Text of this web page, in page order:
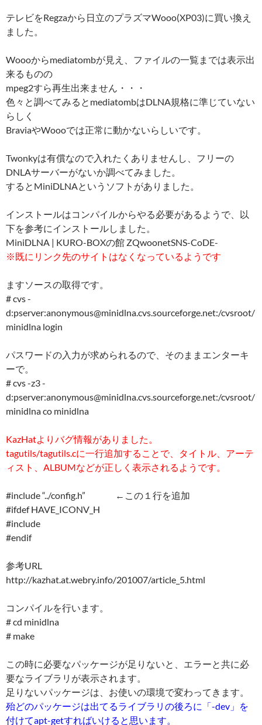
テレビをRegzaから日立のプラズマWooo(XP03)に買い換え
ました。
Woooからmediatombが見え、ファイルの一覧までは表示出
来るものの
mpeg2すら再生出来ません・・・
色々と調べてみるとmediatombはDLNA規格に準じていない
らしく
BraviaやWoooでは正常に動かないらしいです。
Twonkyは有償なので入れたくありませんし、フリーの
DNLAサーバーがないか調べてみました。
するとMiniDLNAというソフトがありました。
インストールはコンパイルからやる必要があるようで、以
下を参考にインストールしました。
MiniDLNA | KURO-BOXの館 ZQwoonetSNS-CoDE-
※既にリンク先のサイトはなくなっているようです
ますソースの取得です。
# cvs -
d:pserver:anonymous@minidlna.cvs.sourceforge.net:/cvsroot/
minidlna login
パスワードの入力が求められるので、そのままエンターキ
ーで。
# cvs -z3 -
d:pserver:anonymous@minidlna.cvs.sourceforge.net:/cvsroot/
minidlna co minidlna
KazHatよりバグ情報がありました。
tagutils/tagutils.cに一行追加することで、タイトル、アーテ
ィスト、ALBUMなどが正しく表示されるようです。
#include “../config.h” ←この１行を追加
#ifdef HAVE_ICONV_H
#include
#endif
参考URL
http://kazhat.at.webry.info/201007/article_5.html
コンパイルを行います。
# cd minidlna
# make
この時に必要なパッケージが足りないと、エラーと共に必
要なライブラリが表示されます。
足りないパッケージは、お使いの環境で変わってきます。
殆どのパッケージは出てるライブラリの後ろに「-dev」を
付けてapt-getすればいけると思います。